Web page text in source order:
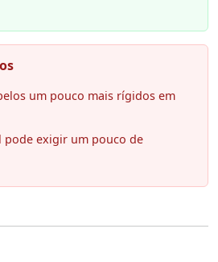
um pouco mais rígidos em
pode exigir um pouco de